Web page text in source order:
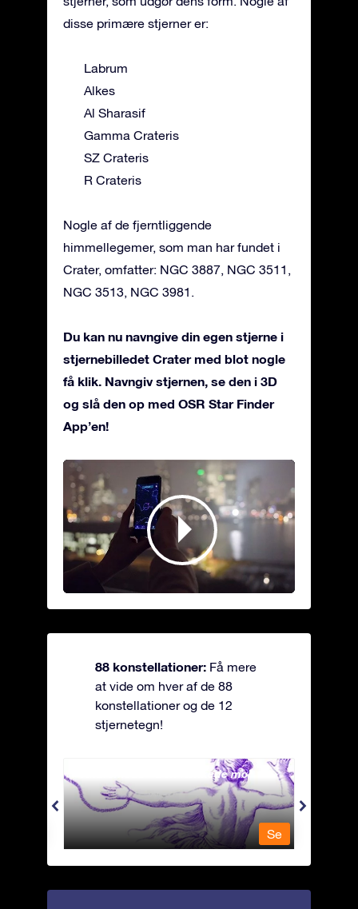
disse primære stjerner er:
Labrum
Alkes
Al Sharasif
Gamma Crateris
SZ Crateris
R Crateris
Nogle af de fjerntliggende
himmellegemer, som man har fundet i
Crater, omfatter: NGC 3887, NGC 3511,
NGC 3513, NGC 3981.
Du kan nu navngive din egen stjerne i
stjernebilledet Crater med blot nogle
få klik. Navngiv stjernen, se den i 3D
og slå den op med OSR Star Finder
App’en!
88 konstellationer: Få mere
at vide om hver af de 88
konstellationer og de 12
stjernetegn!
Andromeda - Den lænkede mø
Se